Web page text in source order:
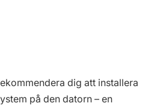
dig att installera
på den datorn – en